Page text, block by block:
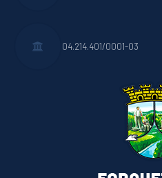
04.214.401/0001-03